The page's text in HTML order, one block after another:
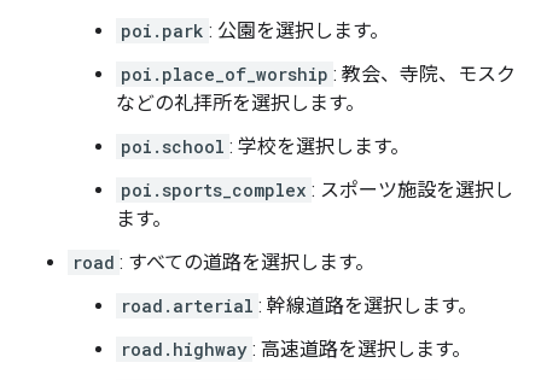
poi.park : 公園を選択します。
poi.place_of_worship : 教会、寺院、モスク
などの礼拝所を選択します。
poi.school : 学校を選択します。
poi.sports_complex : スポーツ施設を選択し
ます。
road : すべての道路を選択します。
road.arterial : 幹線道路を選択します。
road.highway : 高速道路を選択します。